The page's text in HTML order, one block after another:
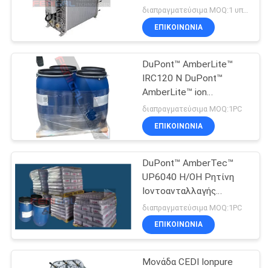
Μεμβράνες
υπεριρότητας
Μηχανή νερού
Ultrapure
35
Production
ΕΠΙΚΟΙΝΩΝΙΑ
DuPont™ AmberLite™
IRC120 N DuPont™
AmberLite™ ion
exchange resin for
medical ultrapure water
διαπραγματεύσιμα MOQ:1PC
ΕΠΙΚΟΙΝΩΝΙΑ
DuPont™ AmberTec™
UP6040 H/OH Ρητίνη
Ιοντοανταλλαγής
Premium Solution για τις
Ανάγκες Υπερκαθαρού
Νερού σε Εργοστάσια
διαπραγματεύσιμα MOQ:1PC
ΕΠΙΚΟΙΝΩΝΙΑ
Μονάδα CEDI Ionpure